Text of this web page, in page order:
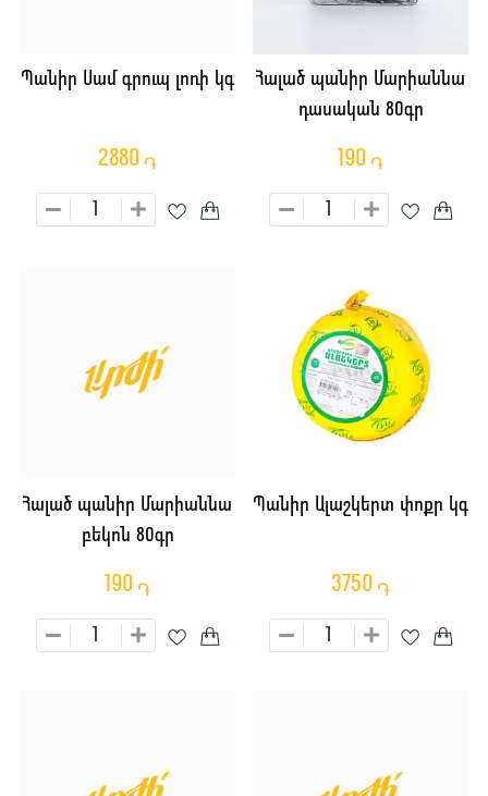
Պանիր Սամ գրուպ լոռի կգ
2880 ֏
Հալած պանիր Մարիաննա
դասական 80գր
190 ֏
Հալած պանիր Մարիաննա
բեկոն 80գր
190 ֏
Պանիր Ալաշկերտ փոքր կգ
3750 ֏